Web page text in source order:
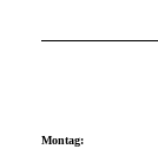
Montag: